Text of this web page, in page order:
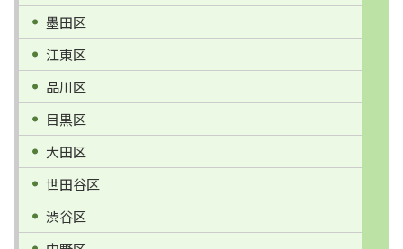
墨田区
江東区
品川区
目黒区
大田区
世田谷区
渋谷区